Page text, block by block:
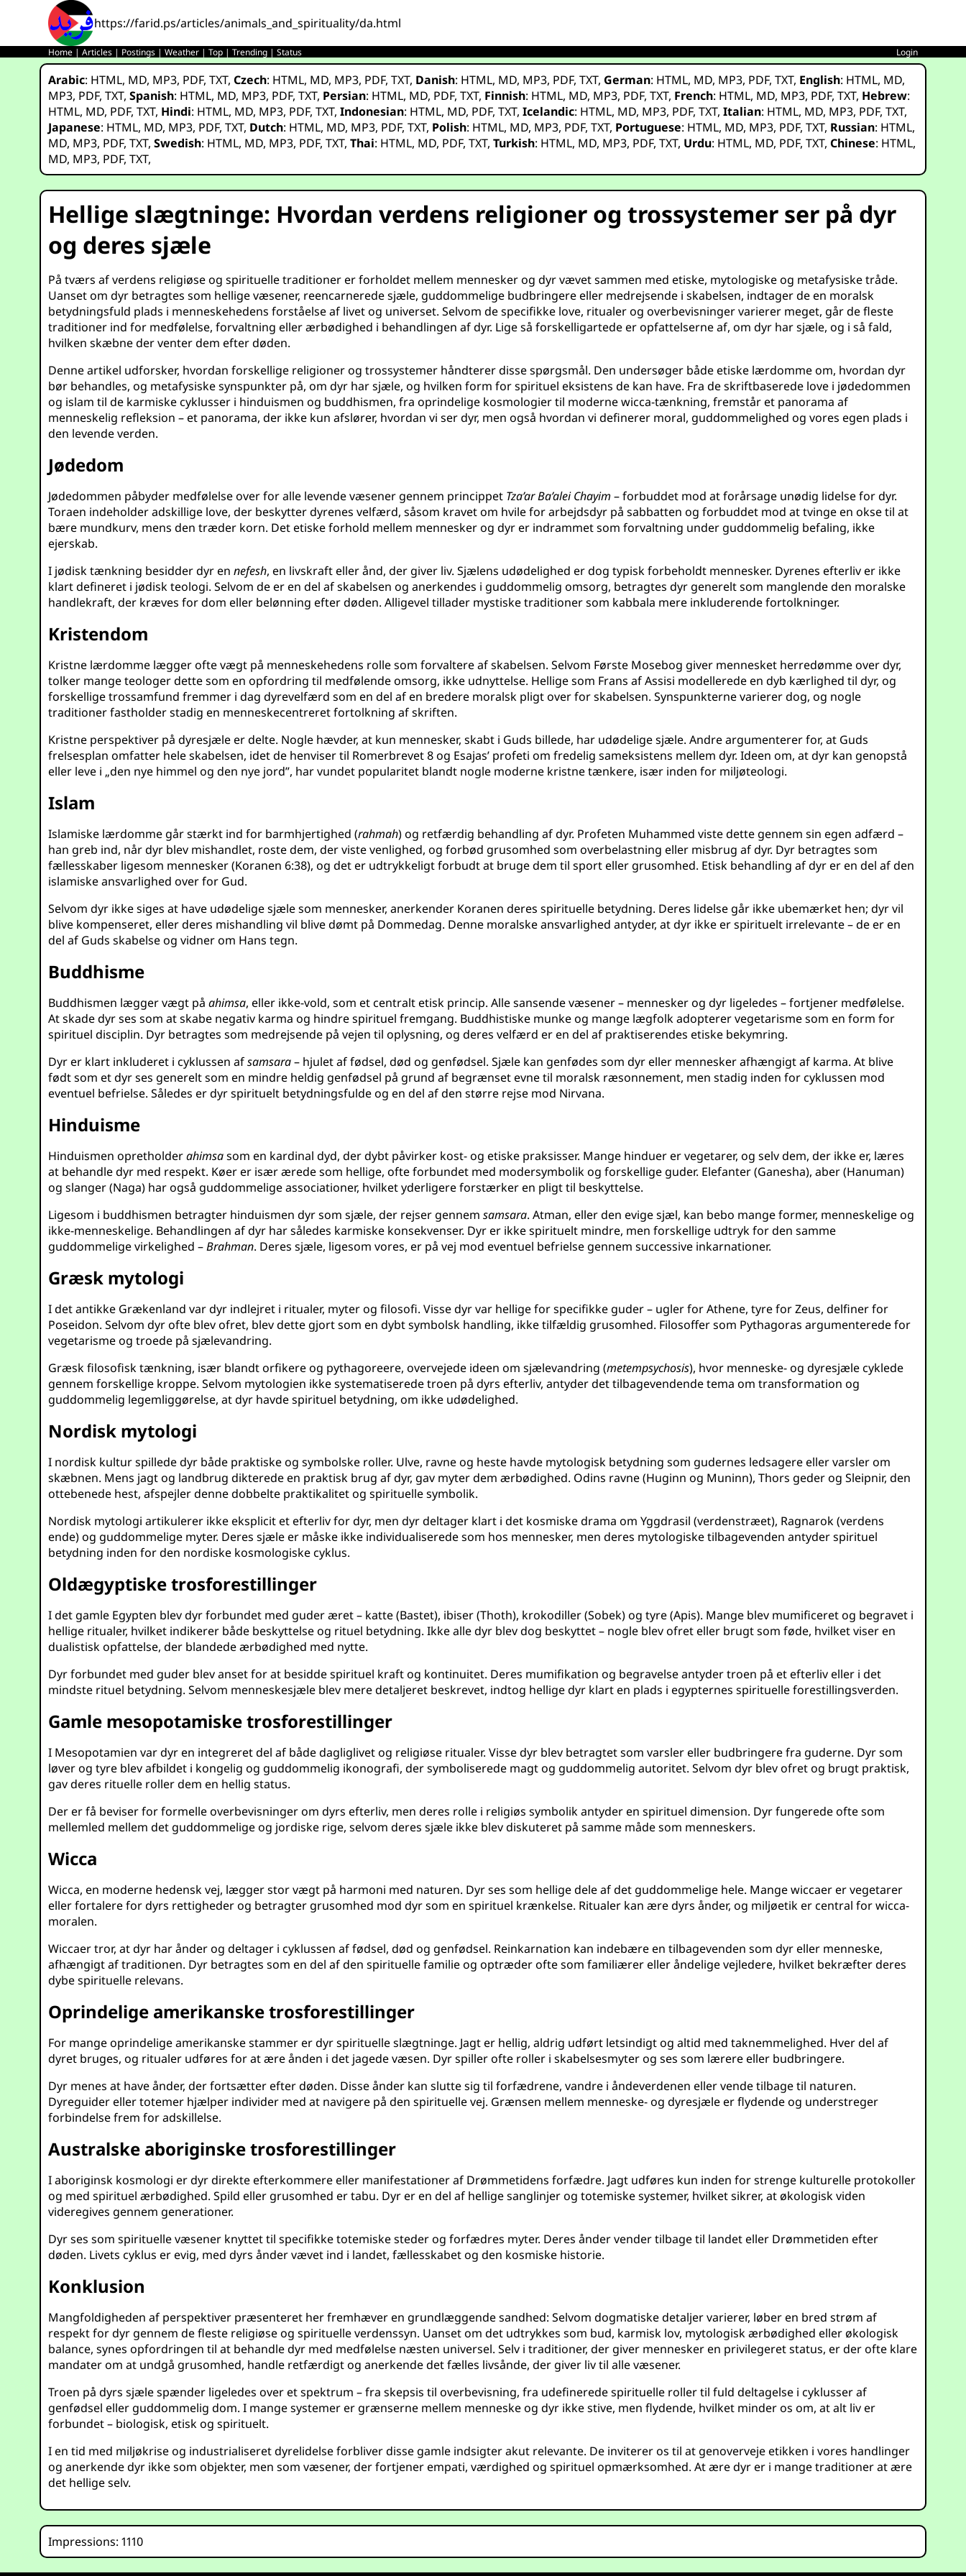
https://farid.ps/articles/animals_and_spirituality/da.html
Home |Articles | Postings |Weather |Top |Trending |Status Login
Arabic: HTML, MD, MP3, PDF,TXT,Czech: HTML, MD, MP3, PDF,TXT, Danish: HTML, MD, MP3, PDF,TXT, German: HTML, MD, MP3, PDF,TXT, English: HTML, MD,
MP3, PDF,TXT,Spanish: HTML, MD, MP3, PDF,TXT, Persian: HTML, MD, PDF,TXT, Finnish: HTML, MD, MP3, PDF,TXT, French: HTML, MD, MP3, PDF,TXT, Hebrew:
HTML, MD, PDF,TXT, Hindi: HTML, MD, MP3, PDF,TXT,Indonesian: HTML, MD, PDF,TXT,Icelandic: HTML, MD, MP3, PDF,TXT,Italian: HTML, MD, MP3, PDF,TXT,
Japanese: HTML, MD, MP3, PDF,TXT, Dutch: HTML, MD, MP3, PDF,TXT, Polish: HTML, MD, MP3, PDF,TXT, Portuguese: HTML, MD, MP3, PDF,TXT, Russian: HTML,
MD, MP3, PDF,TXT,Swedish: HTML, MD, MP3, PDF,TXT,Thai: HTML, MD, PDF,TXT,Turkish: HTML, MD, MP3, PDF,TXT, Urdu: HTML, MD, PDF,TXT,Chinese: HTML,
MD, MP3, PDF,TXT,
Hellige slægtninge: Hvordan verdens religioner og trossystemer ser på dyr
og deres sjæle
På tværs af verdens religiøse og spirituelle traditioner er forholdet mellem mennesker og dyr vævet sammen med etiske, mytologiske og metafysiske tråde.
Uanset om dyr betragtes som hellige væsener, reencarnerede sjæle, guddommelige budbringere eller medrejsende i skabelsen, indtager de en moralsk
betydningsfuld plads i menneskehedens forståelse af livet og universet. Selvom de specifikke love, ritualer og overbevisninger varierer meget, går de fleste
traditioner ind for medfølelse, forvaltning eller ærbødighed i behandlingen af dyr. Lige så forskelligartede er opfattelserne af, om dyr har sjæle, og i så fald,
hvilken skæbne der venter dem efter døden.
Denne artikel udforsker, hvordan forskellige religioner og trossystemer håndterer disse spørgsmål. Den undersøger både etiske lærdomme om, hvordan dyr
bør behandles, og metafysiske synspunkter på, om dyr har sjæle, og hvilken form for spirituel eksistens de kan have. Fra de skriftbaserede love i jødedommen
og islam til de karmiske cyklusser i hinduismen og buddhismen, fra oprindelige kosmologier til moderne wicca-tænkning, fremstår et panorama af
menneskelig refleksion – et panorama, der ikke kun afslører, hvordan vi ser dyr, men også hvordan vi definerer moral, guddommelighed og vores egen plads i
den levende verden.
Jødedom
Jødedommen påbyder medfølelse over for alle levende væsener gennem princippet Tza’ar Ba’alei Chayim – forbuddet mod at forårsage unødig lidelse for dyr.
Toraen indeholder adskillige love, der beskytter dyrenes velfærd, såsom kravet om hvile for arbejdsdyr på sabbatten og forbuddet mod at tvinge en okse til at
bære mundkurv, mens den træder korn. Det etiske forhold mellem mennesker og dyr er indrammet som forvaltning under guddommelig befaling, ikke
ejerskab.
I jødisk tænkning besidder dyr ennefesh, en livskraft eller ånd, der giver liv. Sjælens udødelighed er dog typisk forbeholdt mennesker. Dyrenes efterliv er ikke
klart defineret i jødisk teologi. Selvom de er en del af skabelsen og anerkendes i guddommelig omsorg, betragtes dyr generelt som manglende den moralske
handlekraft, der kræves for dom eller belønning efter døden. Alligevel tillader mystiske traditioner som kabbala mere inkluderende fortolkninger.
Kristendom
Kristne lærdomme lægger ofte vægt på menneskehedens rolle som forvaltere af skabelsen. Selvom Første Mosebog giver mennesket herredømme over dyr,
tolker mange teologer dette som en opfordring til medfølende omsorg, ikke udnyttelse. Hellige som Frans af Assisi modellerede en dyb kærlighed til dyr, og
forskellige trossamfund fremmer i dag dyrevelfærd som en del af en bredere moralsk pligt over for skabelsen. Synspunkterne varierer dog, og nogle
traditioner fastholder stadig en menneskecentreret fortolkning af skriften.
Kristne perspektiver på dyresjæle er delte. Nogle hævder, at kun mennesker, skabt i Guds billede, har udødelige sjæle. Andre argumenterer for, at Guds
frelsesplan omfatter hele skabelsen, idet de henviser til Romerbrevet 8 og Esajas’ profeti om fredelig sameksistens mellem dyr. Ideen om, at dyr kan genopstå
eller leve i „den nye himmel og den nye jord”, har vundet popularitet blandt nogle moderne kristne tænkere, især inden for miljøteologi.
Islam
Islamiske lærdomme går stærkt ind for barmhjertighed (rahmah) og retfærdig behandling af dyr. Profeten Muhammed viste dette gennem sin egen adfærd –
han greb ind, når dyr blev mishandlet, roste dem, der viste venlighed, og forbød grusomhed som overbelastning eller misbrug af dyr. Dyr betragtes som
fællesskaber ligesom mennesker (Koranen 6:38), og det er udtrykkeligt forbudt at bruge dem til sport eller grusomhed. Etisk behandling af dyr er en del af den
islamiske ansvarlighed over for Gud.
Selvom dyr ikke siges at have udødelige sjæle som mennesker, anerkender Koranen deres spirituelle betydning. Deres lidelse går ikke ubemærket hen; dyr vil
blive kompenseret, eller deres mishandling vil blive dømt på Dommedag. Denne moralske ansvarlighed antyder, at dyr ikke er spirituelt irrelevante – de er en
del af Guds skabelse og vidner om Hans tegn.
Buddhisme
Buddhismen lægger vægt påahimsa, eller ikke-vold, som et centralt etisk princip. Alle sansende væsener – mennesker og dyr ligeledes – fortjener medfølelse.
At skade dyr ses som at skabe negativ karma og hindre spirituel fremgang. Buddhistiske munke og mange lægfolk adopterer vegetarisme som en form for
spirituel disciplin. Dyr betragtes som medrejsende på vejen til oplysning, og deres velfærd er en del af praktiserendes etiske bekymring.
Dyr er klart inkluderet i cyklussen afsamsara– hjulet af fødsel, død og genfødsel. Sjæle kan genfødes som dyr eller mennesker afhængigt af karma. At blive
født som et dyr ses generelt som en mindre heldig genfødsel på grund af begrænset evne til moralsk ræsonnement, men stadig inden for cyklussen mod
eventuel befrielse. Således er dyr spirituelt betydningsfulde og en del af den større rejse mod Nirvana.
Hinduisme
Hinduismen opretholderahimsasom en kardinal dyd, der dybt påvirker kost- og etiske praksisser. Mange hinduer er vegetarer, og selv dem, der ikke er, læres
at behandle dyr med respekt. Køer er især ærede som hellige, ofte forbundet med modersymbolik og forskellige guder. Elefanter (Ganesha), aber (Hanuman)
og slanger (Naga) har også guddommelige associationer, hvilket yderligere forstærker en pligt til beskyttelse.
Ligesom i buddhismen betragter hinduismen dyr som sjæle, der rejser gennemsamsara. Atman, eller den evige sjæl, kan bebo mange former, menneskelige og
ikke-menneskelige. Behandlingen af dyr har således karmiske konsekvenser. Dyr er ikke spirituelt mindre, men forskellige udtryk for den samme
guddommelige virkelighed –Brahman. Deres sjæle, ligesom vores, er på vej mod eventuel befrielse gennem successive inkarnationer.
Græsk mytologi
I det antikke Grækenland var dyr indlejret i ritualer, myter og filosofi. Visse dyr var hellige for specifikke guder – ugler for Athene, tyre for Zeus, delfiner for
Poseidon. Selvom dyr ofte blev ofret, blev dette gjort som en dybt symbolsk handling, ikke tilfældig grusomhed. Filosoffer som Pythagoras argumenterede for
vegetarisme og troede på sjælevandring.
Græsk filosofisk tænkning, især blandt orfikere og pythagoreere, overvejede ideen om sjælevandring (metempsychosis), hvor menneske- og dyresjæle cyklede
gennem forskellige kroppe. Selvom mytologien ikke systematiserede troen på dyrs efterliv, antyder det tilbagevendende tema om transformation og
guddommelig legemliggørelse, at dyr havde spirituel betydning, om ikke udødelighed.
Nordisk mytologi
I nordisk kultur spillede dyr både praktiske og symbolske roller. Ulve, ravne og heste havde mytologisk betydning som gudernes ledsagere eller varsler om
skæbnen. Mens jagt og landbrug dikterede en praktisk brug af dyr, gav myter dem ærbødighed. Odins ravne (Huginn og Muninn), Thors geder og Sleipnir, den
ottebenede hest, afspejler denne dobbelte praktikalitet og spirituelle symbolik.
Nordisk mytologi artikulerer ikke eksplicit et efterliv for dyr, men dyr deltager klart i det kosmiske drama om Yggdrasil (verdenstræet), Ragnarok (verdens
ende) og guddommelige myter. Deres sjæle er måske ikke individualiserede som hos mennesker, men deres mytologiske tilbagevenden antyder spirituel
betydning inden for den nordiske kosmologiske cyklus.
Oldægyptiske trosforestillinger
I det gamle Egypten blev dyr forbundet med guder æret – katte (Bastet), ibiser (Thoth), krokodiller (Sobek) og tyre (Apis). Mange blev mumificeret og begravet i
hellige ritualer, hvilket indikerer både beskyttelse og rituel betydning. Ikke alle dyr blev dog beskyttet – nogle blev ofret eller brugt som føde, hvilket viser en
dualistisk opfattelse, der blandede ærbødighed med nytte.
Dyr forbundet med guder blev anset for at besidde spirituel kraft og kontinuitet. Deres mumifikation og begravelse antyder troen på et efterliv eller i det
mindste rituel betydning. Selvom menneskesjæle blev mere detaljeret beskrevet, indtog hellige dyr klart en plads i egypternes spirituelle forestillingsverden.
Gamle mesopotamiske trosforestillinger
I Mesopotamien var dyr en integreret del af både dagliglivet og religiøse ritualer. Visse dyr blev betragtet som varsler eller budbringere fra guderne. Dyr som
løver og tyre blev afbildet i kongelig og guddommelig ikonografi, der symboliserede magt og guddommelig autoritet. Selvom dyr blev ofret og brugt praktisk,
gav deres rituelle roller dem en hellig status.
Der er få beviser for formelle overbevisninger om dyrs efterliv, men deres rolle i religiøs symbolik antyder en spirituel dimension. Dyr fungerede ofte som
mellemled mellem det guddommelige og jordiske rige, selvom deres sjæle ikke blev diskuteret på samme måde som menneskers.
Wicca
Wicca, en moderne hedensk vej, lægger stor vægt på harmoni med naturen. Dyr ses som hellige dele af det guddommelige hele. Mange wiccaer er vegetarer
eller fortalere for dyrs rettigheder og betragter grusomhed mod dyr som en spirituel krænkelse. Ritualer kan ære dyrs ånder, og miljøetik er central for wicca-
moralen.
Wiccaer tror, at dyr har ånder og deltager i cyklussen af fødsel, død og genfødsel. Reinkarnation kan indebære en tilbagevenden som dyr eller menneske,
afhængigt af traditionen. Dyr betragtes som en del af den spirituelle familie og optræder ofte som familiærer eller åndelige vejledere, hvilket bekræfter deres
dybe spirituelle relevans.
Oprindelige amerikanske trosforestillinger
For mange oprindelige amerikanske stammer er dyr spirituelle slægtninge. Jagt er hellig, aldrig udført letsindigt og altid med taknemmelighed. Hver del af
dyret bruges, og ritualer udføres for at ære ånden i det jagede væsen. Dyr spiller ofte roller i skabelsesmyter og ses som lærere eller budbringere.
Dyr menes at have ånder, der fortsætter efter døden. Disse ånder kan slutte sig til forfædrene, vandre i åndeverdenen eller vende tilbage til naturen.
Dyreguider eller totemer hjælper individer med at navigere på den spirituelle vej. Grænsen mellem menneske- og dyresjæle er flydende og understreger
forbindelse frem for adskillelse.
Australske aboriginske trosforestillinger
I aboriginsk kosmologi er dyr direkte efterkommere eller manifestationer af Drømmetidens forfædre. Jagt udføres kun inden for strenge kulturelle protokoller
og med spirituel ærbødighed. Spild eller grusomhed er tabu. Dyr er en del af hellige sanglinjer og totemiske systemer, hvilket sikrer, at økologisk viden
videregives gennem generationer.
Dyr ses som spirituelle væsener knyttet til specifikke totemiske steder og forfædres myter. Deres ånder vender tilbage til landet eller Drømmetiden efter
døden. Livets cyklus er evig, med dyrs ånder vævet ind i landet, fællesskabet og den kosmiske historie.
Konklusion
Mangfoldigheden af perspektiver præsenteret her fremhæver en grundlæggende sandhed: Selvom dogmatiske detaljer varierer, løber en bred strøm af
respekt for dyr gennem de fleste religiøse og spirituelle verdenssyn. Uanset om det udtrykkes som bud, karmisk lov, mytologisk ærbødighed eller økologisk
balance, synes opfordringen til at behandle dyr med medfølelse næsten universel. Selv i traditioner, der giver mennesker en privilegeret status, er der ofte klare
mandater om at undgå grusomhed, handle retfærdigt og anerkende det fælles livsånde, der giver liv til alle væsener.
Troen på dyrs sjæle spænder ligeledes over et spektrum – fra skepsis til overbevisning, fra udefinerede spirituelle roller til fuld deltagelse i cyklusser af
genfødsel eller guddommelig dom. I mange systemer er grænserne mellem menneske og dyr ikke stive, men flydende, hvilket minder os om, at alt liv er
forbundet – biologisk, etisk og spirituelt.
I en tid med miljøkrise og industrialiseret dyrelidelse forbliver disse gamle indsigter akut relevante. De inviterer os til at genoverveje etikken i vores handlinger
og anerkende dyr ikke som objekter, men som væsener, der fortjener empati, værdighed og spirituel opmærksomhed. At ære dyr er i mange traditioner at ære
det hellige selv.
Impressions: 1110